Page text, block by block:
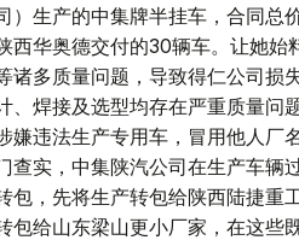
）生产的中集牌半挂车，合同总
西华奥德交付的30辆车。让她
诸多质量问题，导致得仁公司损
、焊接及选型均存在严重质量问
嫌违法生产专用车，冒用他人厂
查实，中集陕汽公司在生产车辆
包，先将生产转包给陕西陆捷重
包给山东梁山更小厂家，在这些